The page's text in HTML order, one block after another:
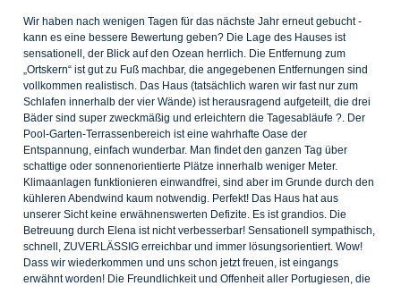
Wir haben nach wenigen Tagen für das nächste Jahr erneut gebucht -
kann es eine bessere Bewertung geben? Die Lage des Hauses ist
sensationell, der Blick auf den Ozean herrlich. Die Entfernung zum
„Ortskern“ ist gut zu Fuß machbar, die angegebenen Entfernungen sind
vollkommen realistisch. Das Haus (tatsächlich waren wir fast nur zum
Schlafen innerhalb der vier Wände) ist herausragend aufgeteilt, die drei
Bäder sind super zweckmäßig und erleichtern die Tagesabläufe ?. Der
Pool-Garten-Terrassenbereich ist eine wahrhafte Oase der
Entspannung, einfach wunderbar. Man findet den ganzen Tag über
schattige oder sonnenorientierte Plätze innerhalb weniger Meter.
Klimaanlagen funktionieren einwandfrei, sind aber im Grunde durch den
kühleren Abendwind kaum notwendig. Perfekt! Das Haus hat aus
unserer Sicht keine erwähnenswerten Defizite. Es ist grandios. Die
Betreuung durch Elena ist nicht verbesserbar! Sensationell sympathisch,
schnell, ZUVERLÄSSIG erreichbar und immer lösungsorientiert. Wow!
Dass wir wiederkommen und uns schon jetzt freuen, ist eingangs
erwähnt worden! Die Freundlichkeit und Offenheit aller Portugiesen, die